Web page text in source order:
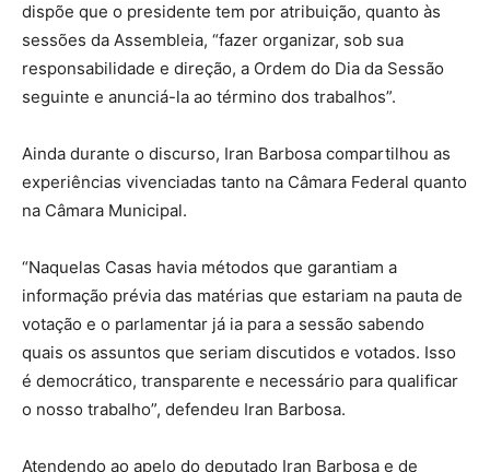
dispõe que o presidente tem por atribuição, quanto às
sessões da Assembleia, “fazer organizar, sob sua
responsabilidade e direção, a Ordem do Dia da Sessão
seguinte e anunciá-la ao término dos trabalhos”.
Ainda durante o discurso, Iran Barbosa compartilhou as
experiências vivenciadas tanto na Câmara Federal quanto
na Câmara Municipal.
“Naquelas Casas havia métodos que garantiam a
informação prévia das matérias que estariam na pauta de
votação e o parlamentar já ia para a sessão sabendo
quais os assuntos que seriam discutidos e votados. Isso
é democrático, transparente e necessário para qualificar
o nosso trabalho”, defendeu Iran Barbosa.
Atendendo ao apelo do deputado Iran Barbosa e de